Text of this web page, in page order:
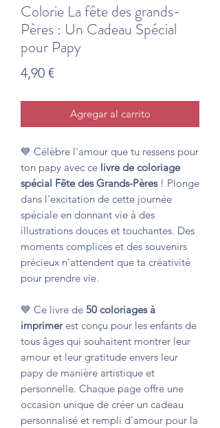
Colorie La fête des grands-
Pères : Un Cadeau Spécial
pour Papy
4,90 €Precio
Agregar al carrito
💙 Célèbre l'amour que tu ressens pour
ton papy avec ce livre de coloriage
spécial Fête des Grands-Pères ! Plonge
dans l'excitation de cette journée
spéciale en donnant vie à des
illustrations douces et touchantes. Des
moments complices et des souvenirs
précieux n'attendent que ta créativité
pour prendre vie.
💙 Ce livre de 50 coloriagesà
imprimerest conçu pour les enfants de
tous âges qui souhaitent montrer leur
amour et leur gratitude envers leur
papy de manière artistique et
personnelle. Chaque page offre une
occasion unique de créer un cadeau
personnalisé et rempli d'amour pour la